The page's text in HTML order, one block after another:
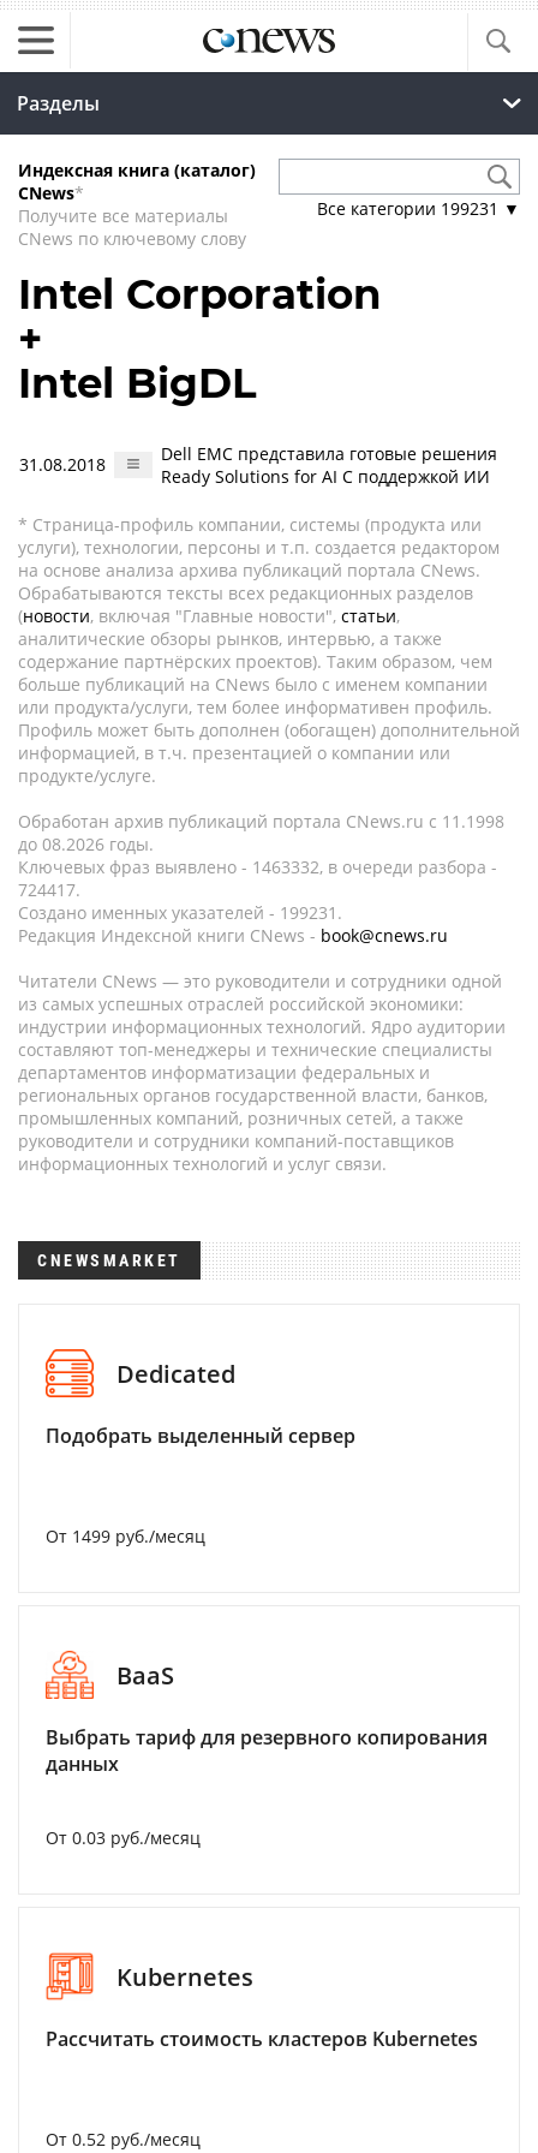
Разделы
Индексная книга (каталог)
CNews*
Получите все материалы
CNews по ключевому слову
Все категории 199231 ▼
Intel Corporation
+
Intel BigDL
31.08.2018
Dell EMC представила готовые решения
Ready Solutions for AI С поддержкой ИИ
* Страница-профиль компании, системы (продукта или
услуги), технологии, персоны и т.п. создается редактором
на основе анализа архива публикаций портала CNews.
Обрабатываются тексты всех редакционных разделов
(новости, включая "Главные новости", статьи,
аналитические обзоры рынков, интервью, а также
содержание партнёрских проектов). Таким образом, чем
больше публикаций на CNews было с именем компании
или продукта/услуги, тем более информативен профиль.
Профиль может быть дополнен (обогащен) дополнительной
информацией, в т.ч. презентацией о компании или
продукте/услуге.
Обработан архив публикаций портала CNews.ru c 11.1998
до 08.2026 годы.
Ключевых фраз выявлено - 1463332, в очереди разбора -
724417.
Создано именных указателей - 199231.
Редакция Индексной книги CNews - book@cnews.ru
Читатели CNews — это руководители и сотрудники одной
из самых успешных отраслей российской экономики:
индустрии информационных технологий. Ядро аудитории
составляют топ-менеджеры и технические специалисты
департаментов информатизации федеральных и
региональных органов государственной власти, банков,
промышленных компаний, розничных сетей, а также
руководители и сотрудники компаний-поставщиков
информационных технологий и услуг связи.
CNEWSMARKET
Dedicated
Подобрать выделенный сервер
От 1499 руб./месяц
BaaS
Выбрать тариф для резервного копирования
данных
От 0.03 руб./месяц
Kubernetes
Рассчитать стоимость кластеров Kubernetes
От 0.52 руб./месяц